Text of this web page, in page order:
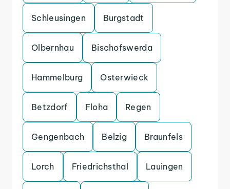
Schleusingen Burgstadt
Olbernhau Bischofswerda
Hammelburg Osterwieck
Betzdorf Floha Regen
Gengenbach Belzig Braunfels
Lorch Friedrichsthal Lauingen